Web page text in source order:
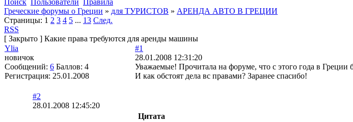
Греческие форумы о Греции » для ТУРИСТОВ » АРЕНДА АВТО В ГРЕЦИИ
Страницы: 1 2 3 4 5 ... 13 След.
RSS
[ Закрыто ] Какие права требуются для аренды машины
Ylia
новичок
Сообщений: 6 Баллов: 4
Регистрация: 25.01.2008
#1
28.01.2008 12:31:20
Уважаемые! Прочитала на форуме, что с этого года в
И как обстоят дела вс правами? Заранее спасибо!
#2
28.01.2008 12:45:20
Цитата